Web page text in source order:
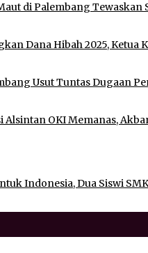
di Palembang Tewaskan
Dana Hibah 2025, Ketua
Usut Tuntas Dugaan
Alsintan OKI Memanas,
Indonesia, Dua Siswi